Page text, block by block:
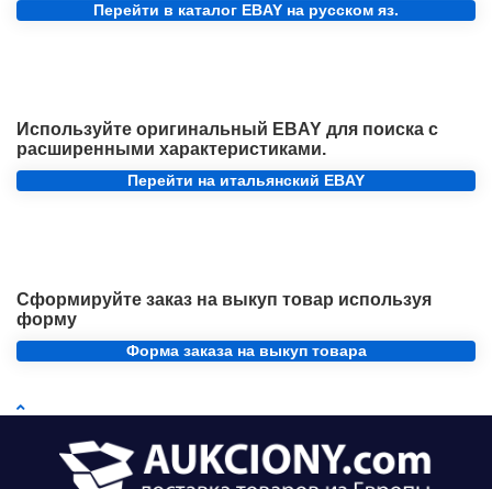
Перейти в каталог EBAY на русском яз.
Используйте оригинальный EBAY для поиска с
расширенными характеристиками.
Перейти на итальянский EBAY
Сформируйте заказ на выкуп товар используя
форму
Форма заказа на выкуп товара